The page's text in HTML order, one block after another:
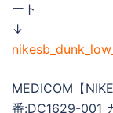
ート
↓
MEDICOM【
番:DC1629-001